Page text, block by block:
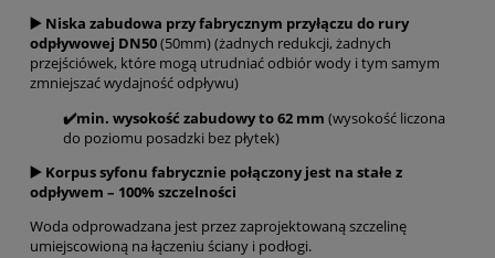
▶️ Niska zabudowa przy fabrycznym przyłączu do rury
odpływowej DN50(50mm) (żadnych redukcji, żadnych
przejściówek, które mogą utrudniać odbiór wody i tym samym
zmniejszać wydajność odpływu)
✔️min. wysokość zabudowy to 62 mm (wysokość liczona
do poziomu posadzki bez płytek)
▶️ Korpus syfonu fabrycznie połączony jest na stałe z
odpływem – 100% szczelności
Woda odprowadzana jest przez zaprojektowaną szczelinę
umiejscowioną na łączeniu ściany i podłogi.